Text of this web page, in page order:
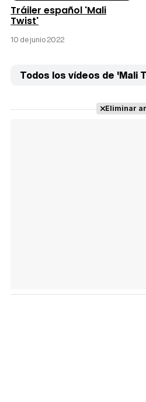
Tráiler español 'Mali
Twist'
10 de junio 2022
Todos los vídeos de 'Mali
Eliminar